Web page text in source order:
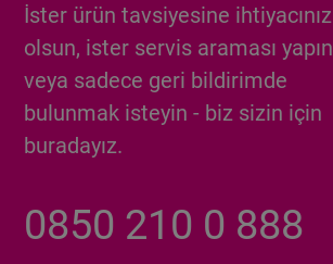
İster ürün tavsiyesine ihtiyacınız
olsun, ister servis araması yapın
veya sadece geri bildirimde
bulunmak isteyin - biz sizin için
buradayız.
0850 210 0 888